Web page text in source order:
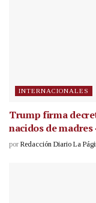
INTERNACIONALES
Trump firma
nacidos de madres
por Redacción Diario La